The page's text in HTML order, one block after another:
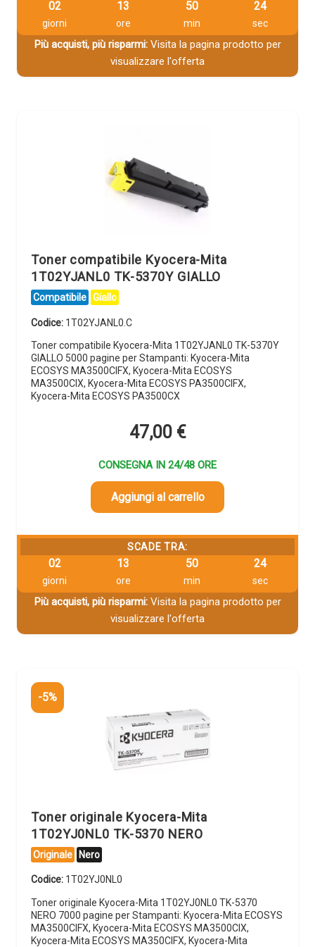
02
giorni
13
ore
50
min
23
sec
Più acquisti, più risparmi:Visita la pagina prodotto per
visualizzare l'offerta
Toner compatibile Kyocera-Mita
1T02YJANL0 TK-5370Y GIALLO
Compatibile Giallo
Codice: 1T02YJANL0.C
Toner compatibile Kyocera-Mita 1T02YJANL0 TK-5370Y
GIALLO 5000 pagine per Stampanti: Kyocera-Mita
ECOSYS MA3500CIFX, Kyocera-Mita ECOSYS
MA3500CIX, Kyocera-Mita ECOSYS PA3500CIFX,
Kyocera-Mita ECOSYS PA3500CX
47,00 €
CONSEGNA IN 24/48 ORE
Aggiungi al carrello
SCADE TRA:
02
giorni
13
ore
50
min
23
sec
Più acquisti, più risparmi:Visita la pagina prodotto per
visualizzare l'offerta
-5%
Toner originale Kyocera-Mita
1T02YJ0NL0 TK-5370 NERO
Originale Nero
Codice: 1T02YJ0NL0
Toner originale Kyocera-Mita 1T02YJ0NL0 TK-5370
NERO 7000 pagine per Stampanti: Kyocera-Mita ECOSYS
MA3500CIFX, Kyocera-Mita ECOSYS MA3500CIX,
Kyocera-Mita ECOSYS MA350CIFX, Kyocera-Mita